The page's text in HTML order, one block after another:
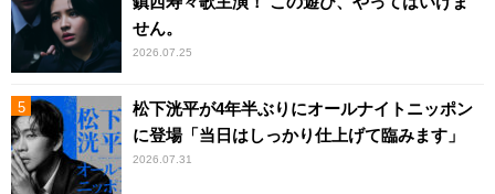
せん。
2026.07.25
松下洸平が4年半ぶりにオールナイトニッポン
に登場「当日はしっかり仕上げて臨みます」
2026.07.31